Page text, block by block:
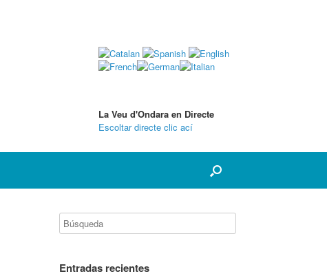
La Veu d'Ondara en Directe
Escoltar directe clic ací
Entradas recientes